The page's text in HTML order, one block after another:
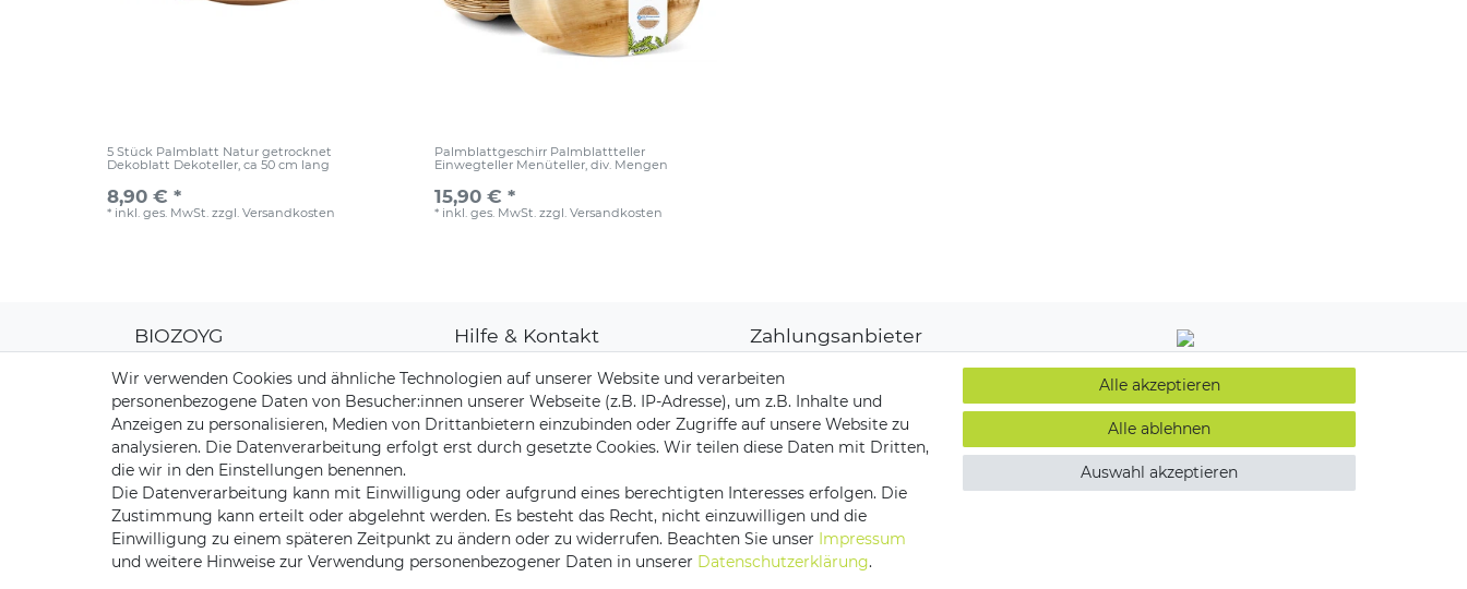
5 Stück Palmblatt Natur getrocknet
Dekoblatt Dekoteller, ca 50 cm lang
8,90 € *
* inkl. ges. MwSt. zzgl.Versandkosten
Palmblattgeschirr Palmblattteller
Einwegteller Menüteller, div. Mengen
15,90 € *
* inkl. ges. MwSt. zzgl.Versandkosten
BIOZOYG
CO2-Kompensation
Unsere Materialien
Palmblatt Produktion
Hilfe & Kontakt
Zahlungsarten
Versand & Lieferung
Rücksendungen
Kontakt zu uns
Zahlungsanbieter
Versandpartner
Impressum Daten­schutz­erklärung AGB Barrierefreiheitserklärung
Wir verwenden Cookies und ähnliche Technologien auf unserer Website und verarbeiten
personenbezogene Daten von Besucher:innen unserer Webseite (z.B. IP-Adresse), um z.B. Inhalte und
Anzeigen zu personalisieren, Medien von Drittanbietern einzubinden oder Zugriffe auf unsere Website zu
analysieren. Die Datenverarbeitung erfolgt erst durch gesetzte Cookies. Wir teilen diese Daten mit Dritten,
die wir in den Einstellungen benennen.
Die Datenverarbeitung kann mit Einwilligung oder aufgrund eines berechtigten Interesses erfolgen. Die
Zustimmung kann erteilt oder abgelehnt werden. Es besteht das Recht, nicht einzuwilligen und die
Einwilligung zu einem späteren Zeitpunkt zu ändern oder zu widerrufen. Beachten Sie unser Impressum
und weitere Hinweise zur Verwendung personenbezogener Daten in unserer Daten­schutz­erklärung.
Alle akzeptieren
Alle ablehnen
Auswahl akzeptieren